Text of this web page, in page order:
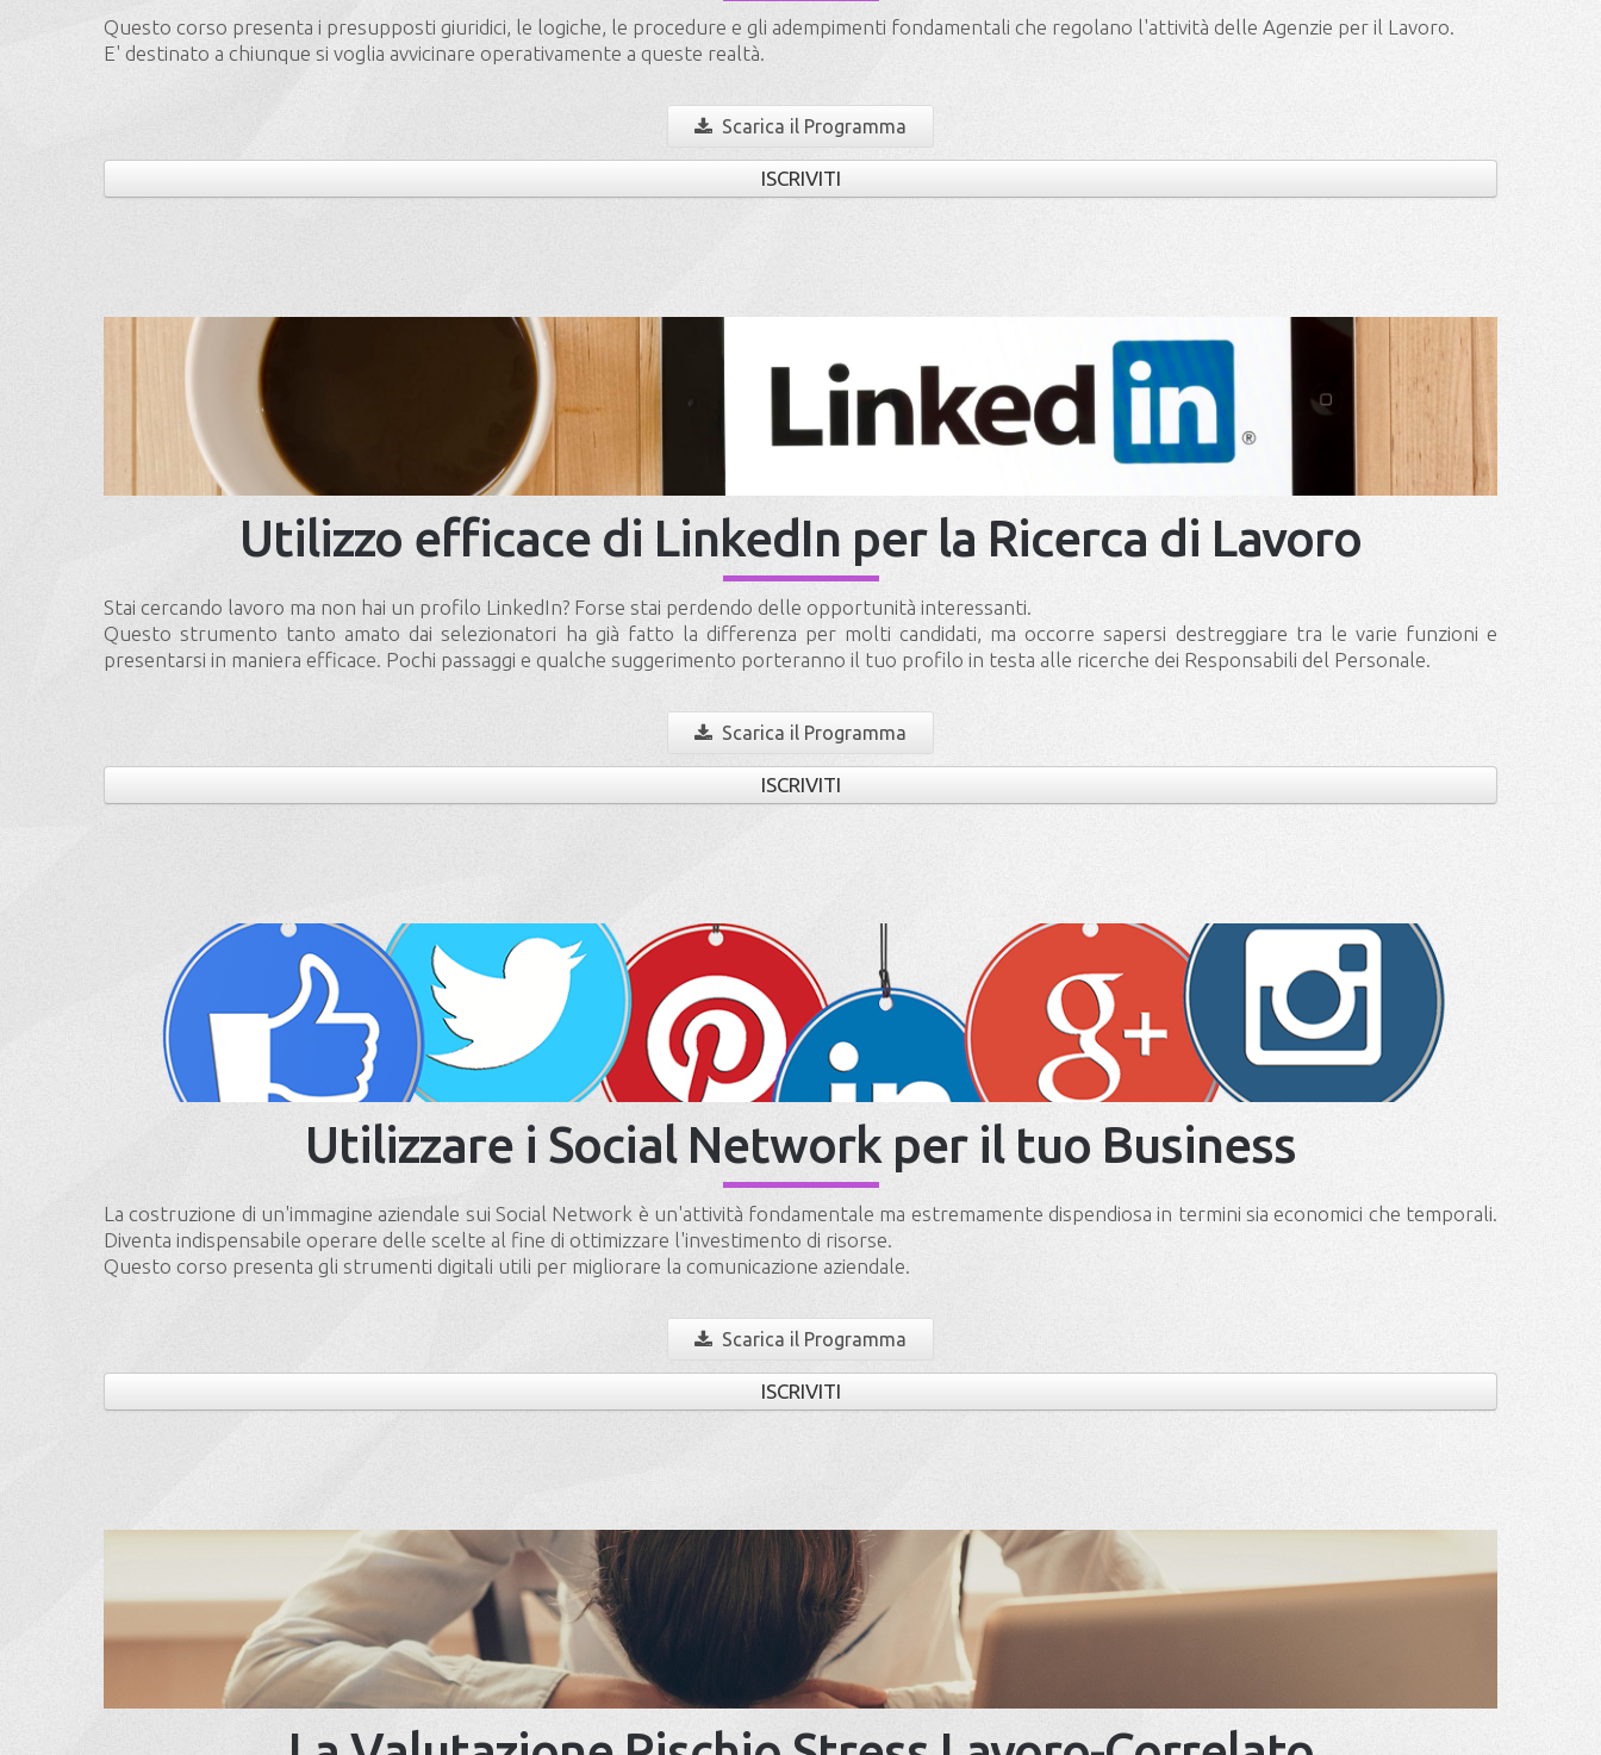
Questo corso presenta i presupposti giuridici, le logiche, le procedure e gli adempimenti fondamentali che regolano l'attività delle Agenzie per il Lavoro.
E' destinato a chiunque si voglia avvicinare operativamente a queste realtà.
Scarica il Programma
ISCRIVITI
Utilizzo efficace di LinkedIn per la Ricerca di Lavoro
Stai cercando lavoro ma non hai un profilo LinkedIn? Forse stai perdendo delle opportunità interessanti.
Questo strumento tanto amato dai selezionatori ha già fatto la differenza per molti candidati, ma occorre sapersi destreggiare tra le varie funzioni e
presentarsi in maniera efficace. Pochi passaggi e qualche suggerimento porteranno il tuo profilo in testa alle ricerche dei Responsabili del Personale.
Scarica il Programma
ISCRIVITI
Utilizzare i Social Network per il tuo Business
La costruzione di un'immagine aziendale sui Social Network è un'attività fondamentale ma estremamente dispendiosa in termini sia economici che temporali.
Diventa indispensabile operare delle scelte al fine di ottimizzare l'investimento di risorse.
Questo corso presenta gli strumenti digitali utili per migliorare la comunicazione aziendale.
Scarica il Programma
ISCRIVITI